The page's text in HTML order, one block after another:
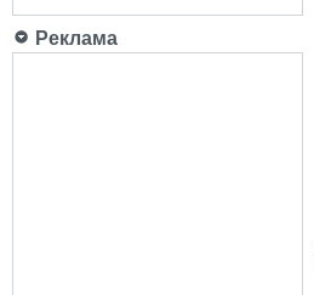
Реклама